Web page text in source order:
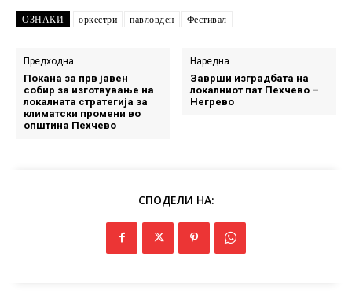
ОЗНАКИ оркестри павловден Фестивал
Предходна
Покана за прв јавен
собир за изготвување на
локалната стратегија за
климатски промени во
општина Пехчево
Наредна
Заврши изградбата на
локалниот пат Пехчево –
Негрево
СПОДЕЛИ НА: